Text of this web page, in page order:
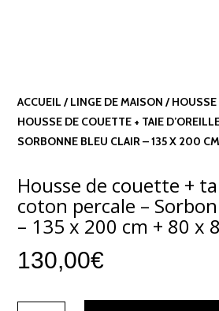
ACCUEIL /LINGE DE MAISON /HOUSSE
HOUSSE DE COUETTE + TAIE
SORBONNE BLEU CLAIR – 135 X 200
Housse de couette +
coton percale –
– 135 x 200 cm + 80 x
130,00€